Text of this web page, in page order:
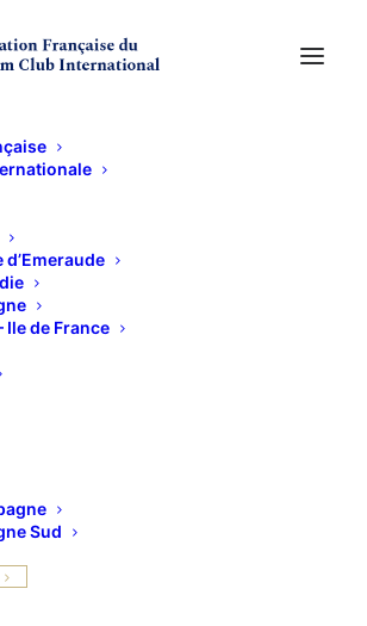
d’Emeraude
Ile de France
Sud
Rencontres
Stendhal
par Michèle Tourneur de son
La beauté m’assassine ».
autour de Delacroix, dans son